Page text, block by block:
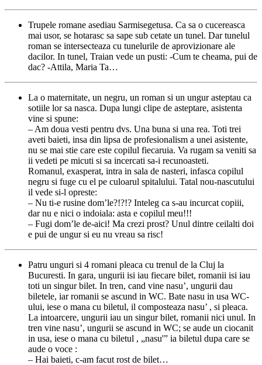
Trupele romane asediau Sarmisegetusa. Ca sa o cucereasca
mai usor, se hotarasc sa sape sub cetate un tunel. Dar tunelul
roman se intersecteaza cu tunelurile de aprovizionare ale
dacilor. In tunel, Traian vede un pusti: -Cum te cheama, pui de
dac? -Attila, Maria Ta…
La o maternitate, un negru, un roman si un ungur asteptau ca
sotiile lor sa nasca. Dupa lungi clipe de asteptare, asistenta
vine si spune:
– Am doua vesti pentru dvs. Una buna si una rea. Toti trei
aveti baieti, insa din lipsa de profesionalism a unei asistente,
nu se mai stie care este copilul fiecaruia. Va rugam sa veniti sa
ii vedeti pe micuti si sa incercati sa-i recunoasteti.
Romanul, exasperat, intra in sala de nasteri, infasca copilul
negru si fuge cu el pe culoarul spitalului. Tatal nou-nascutului
il vede si-l opreste:
– Nu ti-e rusine dom’le?!?!? Inteleg ca s-au incurcat copiii,
dar nu e nici o indoiala: asta e copilul meu!!!
– Fugi dom’le de-aici! Ma crezi prost? Unul dintre ceilalti doi
e pui de ungur si eu nu vreau sa risc!
Patru unguri si 4 romani pleaca cu trenul de la Cluj la
Bucuresti. In gara, ungurii isi iau fiecare bilet, romanii isi iau
toti un singur bilet. In tren, cand vine nasu’, ungurii dau
biletele, iar romanii se ascund in WC. Bate nasu in usa WC-
ului, iese o mana cu biletul, il composteaza nasu’ , si pleaca.
La intoarcere, ungurii iau un singur bilet, romanii nici unul. In
tren vine nasu’, ungurii se ascund in WC; se aude un ciocanit
in usa, iese o mana cu biletul , „nasu'” ia biletul dupa care se
aude o voce :
– Hai baieti, c-am facut rost de bilet…